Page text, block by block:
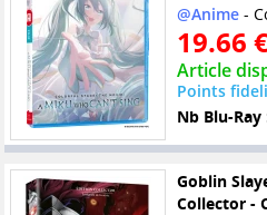
@Anime-
19.66
Article
Points
Nb Blu-Ray
Goblin
Collector -